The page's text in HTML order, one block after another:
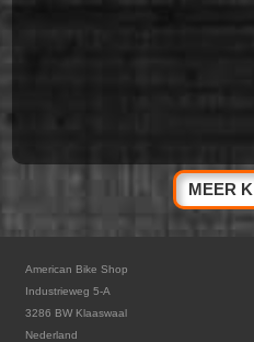
MEER
American Bike Shop
Industrieweg 5-A
3286 BW Klaaswaal
Nederland